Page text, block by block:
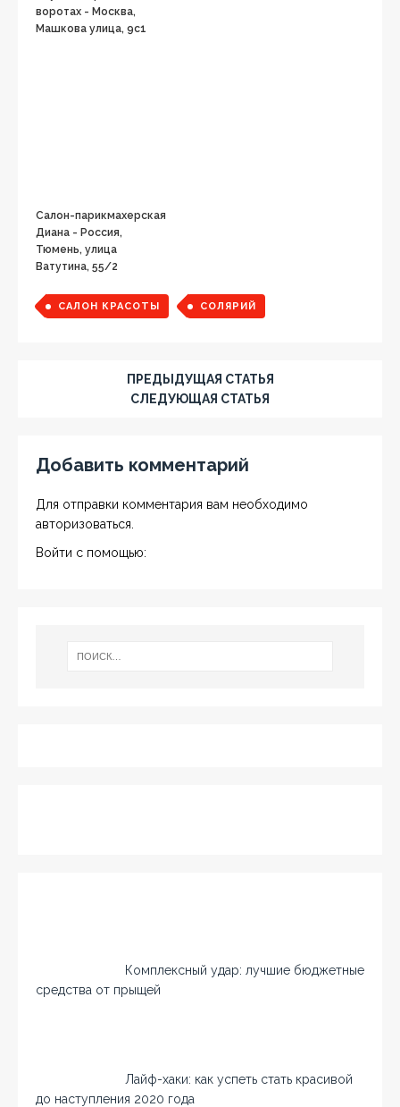
воротах - Москва,
Машкова улица, 9с1
Салон-парикмахерская
Диана - Россия,
Тюмень, улица
Ватутина, 55/2
САЛОН КРАСОТЫ СОЛЯРИЙ
ПРЕДЫДУЩАЯ СТАТЬЯ
СЛЕДУЮЩАЯ СТАТЬЯ
Добавить комментарий
Для отправки комментария вам необходимо
авторизоваться
Войти с помощью:
Комплексный удар: лучшие бюджетные
средства от прыщей
Лайф-хаки: как успеть стать красивой
до наступления 2020 года